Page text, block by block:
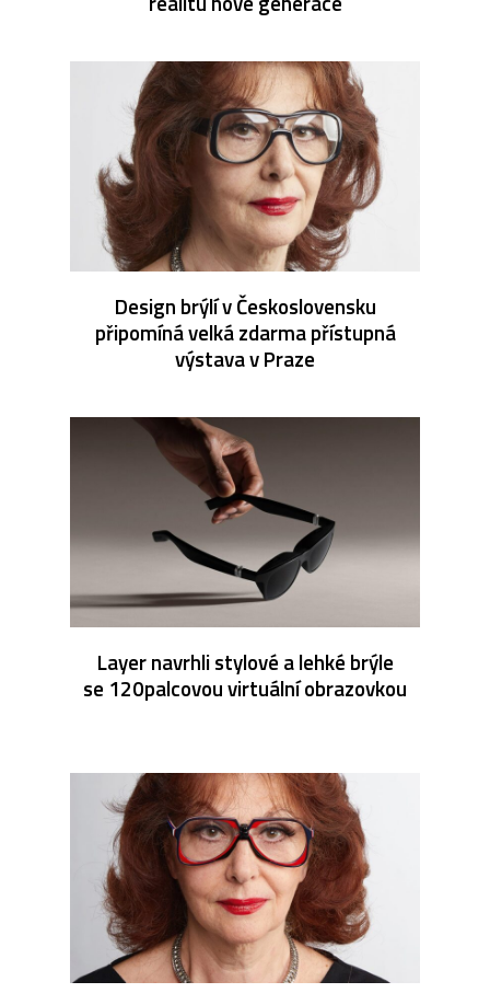
Design brýlí v Československu
připomíná velká zdarma přístupná
výstava v Praze
Layer navrhli stylové a lehké brýle
se 120palcovou virtuální obrazovkou